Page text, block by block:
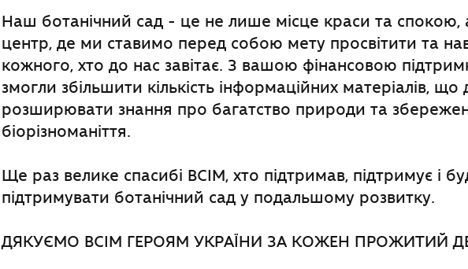
Наш ботанічний сад - це не лише місце краси та спокою,
центр, де ми ставимо перед собою мету просвітити та
кожного, хто до нас завітає. З вашою фінансовою
змогли збільшити кількість інформаційних матеріалів,
розширювати знання про багатство природи та
біорізноманіття.
Ще раз велике спасибі ВСІМ, хто підтримав, підтримує і
підтримувати ботанічний сад у подальшому розвитку.
ДЯКУЄМО ВСІМ ГЕРОЯМ УКРАЇНИ ЗА КОЖЕН ПРОЖИТИЙ